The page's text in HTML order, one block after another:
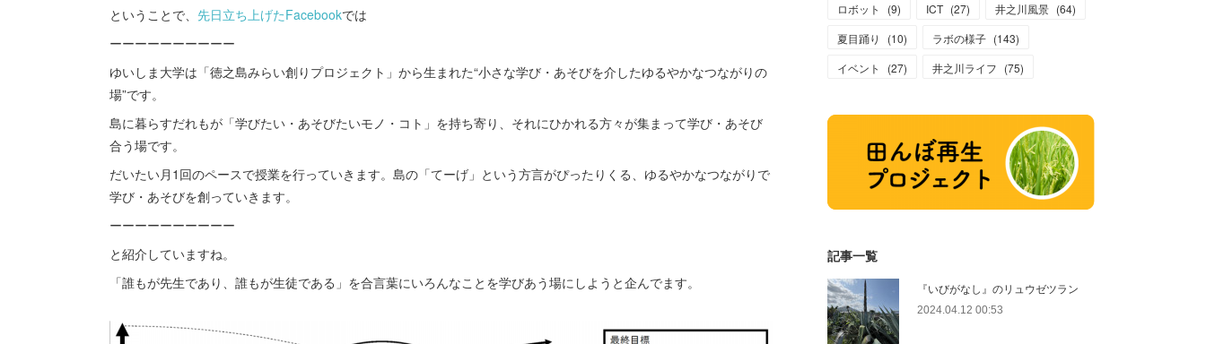
ということで、 先日立ち上げたFacebookでは
ーーーーーーーーーー
ゆいしま大学は「徳之島みらい創りプロジェクト」から生まれた“小さな学び・あそびを介したゆるやかなつながりの
場”です。
島に暮らすだれもが「学びたい・あそびたいモノ・コト」を持ち寄り、それにひかれる方々が集まって学び・あそび
合う場です。
だいたい月1回のペースで授業を行っていきます。島の「てーげ」という方言がぴったりくる、ゆるやかなつながりで
学び・あそびを創っていきます。
ーーーーーーーーーー
と紹介していますね。
「誰もが先生であり、誰もが生徒である」を合言葉にいろんなことを学びあう場にしようと企んでます。
ロボット
(9) ICT (27) 井之川風景 (64)
夏目踊り
(10) ラボの様子 (143)
イベント
(27) 井之川ライフ (75)
記事一覧
『いびがなし』のリュウゼツラン
2024.04.12 00:53